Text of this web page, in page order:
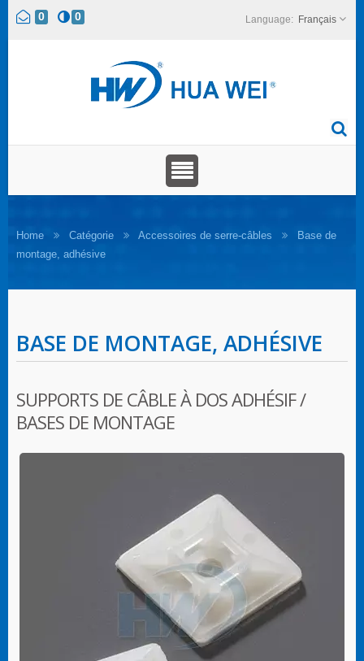
0 0 Français
Home Catégorie Accessoires de serre-câbles
Base de
montage, adhésive
BASE DE MONTAGE, ADHÉSIVE
SUPPORTS DE CÂBLE À DOS ADHÉSIF /
BASES DE MONTAGE